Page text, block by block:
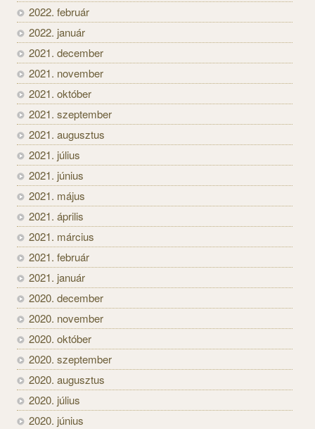
2022. február
2022. január
2021. december
2021. november
2021. október
2021. szeptember
2021. augusztus
2021. július
2021. június
2021. május
2021. április
2021. március
2021. február
2021. január
2020. december
2020. november
2020. október
2020. szeptember
2020. augusztus
2020. július
2020. június